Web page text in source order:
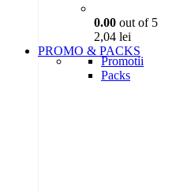
0.00 out of 5
2,04 lei
PROMO & PACKS
Promotii
Packs